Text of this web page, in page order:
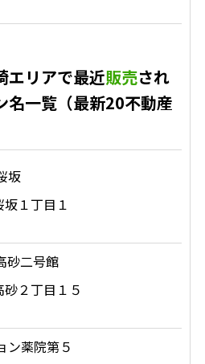
エリアで最近販売され
名一覧（最新20不動産
坂
１丁目１
砂二号館
２丁目１５
ン薬院第５